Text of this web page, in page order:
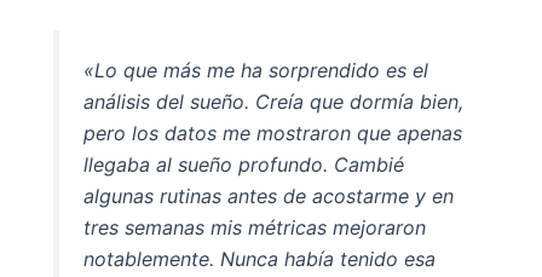
«Lo que más me ha sorprendido es el
análisis del sueño. Creía que dormía bien,
pero los datos me mostraron que apenas
llegaba al sueño profundo. Cambié
algunas rutinas antes de acostarme y en
tres semanas mis métricas mejoraron
notablemente. Nunca había tenido esa